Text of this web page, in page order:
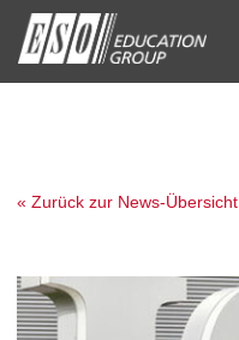
« Zurück zur News-Übersicht